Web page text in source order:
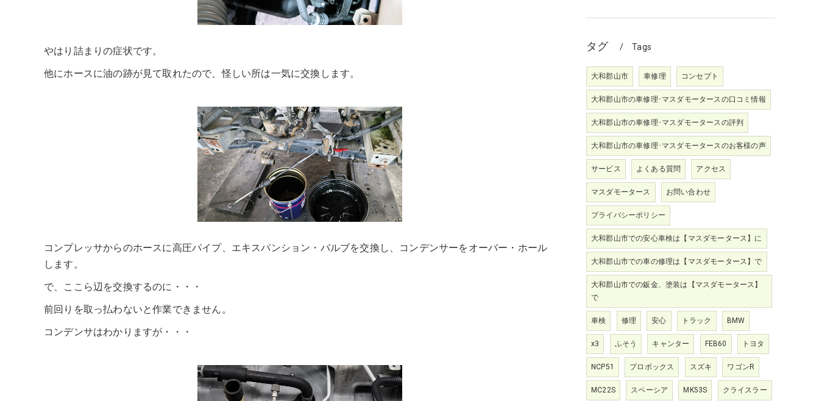
やはり詰まりの症状です。
他にホースに油の跡が見て取れたので、怪しい所は一気に交換します。
コンプレッサからのホースに高圧パイプ、エキスパンション・バルブを交換し、コンデンサーをオーバー・ホール
します。
で、ここら辺を交換するのに・・・
前回りを取っ払わないと作業できません。
コンデンサはわかりますが・・・
タグ Tags
大和郡山市 車修理 コンセプト
大和郡山市の車修理･マスダモータースの口コミ情報
大和郡山市の車修理･マスダモータースの評判
大和郡山市の車修理･マスダモータースのお客様の声
サービス よくある質問 アクセス
マスダモータース お問い合わせ
プライバシーポリシー
大和郡山市での安心車検は【マスダモータース】に
大和郡山市での車の修理は【マスダモータース】で
大和郡山市での鈑金、塗装は【マスダモータース】
で
車検 修理 安心 トラック BMW
x3 ふそう キャンター FEB60 トヨタ
NCP51 プロボックス スズキ ワゴンR
MC22S スペーシア MK53S クライスラー